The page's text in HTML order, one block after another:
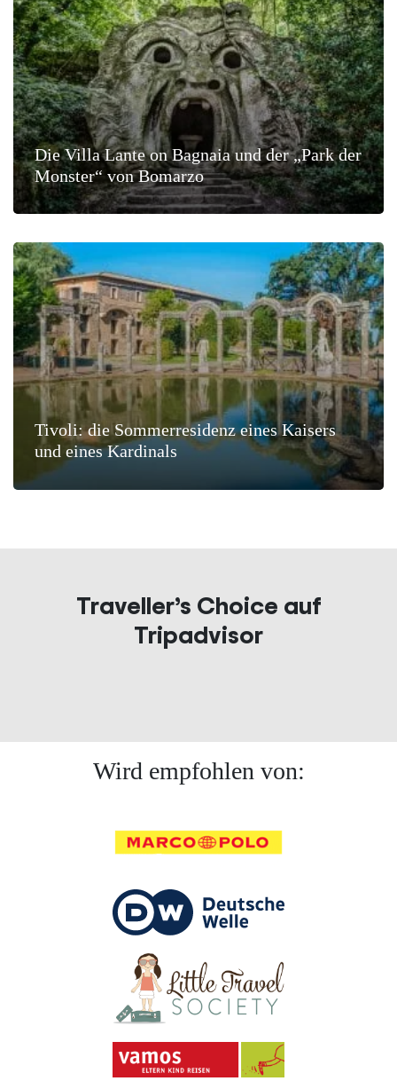
Die Villa Lante on Bagnaia und der „Park der
Monster“ von Bomarzo
Tivoli: die Sommerresidenz eines Kaisers
und eines Kardinals
Traveller’s Choice auf
Tripadvisor
Wird empfohlen von: